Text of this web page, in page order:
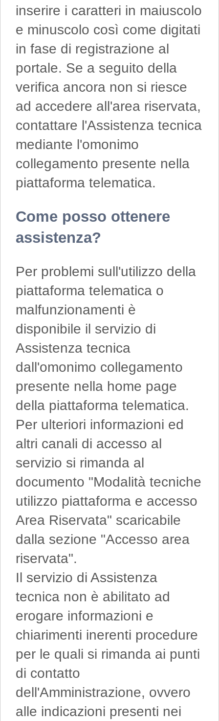
inserire i caratteri in maiuscolo
e minuscolo così come digitati
in fase di registrazione al
portale. Se a seguito della
verifica ancora non si riesce
ad accedere all'area riservata,
contattare l'Assistenza tecnica
mediante l'omonimo
collegamento presente nella
piattaforma telematica.
Come posso ottenere
assistenza?
Per problemi sull'utilizzo della
piattaforma telematica o
malfunzionamenti è
disponibile il servizio di
Assistenza tecnica
dall'omonimo collegamento
presente nella home page
della piattaforma telematica.
Per ulteriori informazioni ed
altri canali di accesso al
servizio si rimanda al
documento "Modalità tecniche
utilizzo piattaforma e accesso
Area Riservata" scaricabile
dalla sezione "Accesso area
riservata".
Il servizio di Assistenza
tecnica non è abilitato ad
erogare informazioni e
chiarimenti inerenti procedure
per le quali si rimanda ai punti
di contatto
dell'Amministrazione, ovvero
alle indicazioni presenti nei